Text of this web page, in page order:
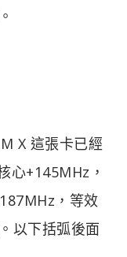
X 這張卡已經
心+145MHz，
，等效
以下括弧後面